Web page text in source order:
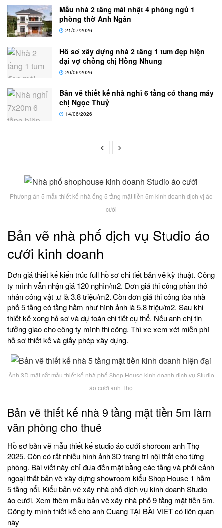
Mẫu nhà 2 tầng mái nhật 4 phòng ngủ 1
phòng thờ Anh Ngân
21/07/2026
Hồ sơ xây dựng nhà 2 tầng 1 tum đẹp hiện
đại vợ chồng chị Hồng Nhung
20/06/2026
Bản vẽ thiết kế nhà nghỉ 6 tầng có thang máy
chị Ngọc Thuỷ
14/06/2026
Phương án 5 mẫu thiết kế nhà ống 5 tầng mặt tiền 5m kinh doanh dịch vị áo
cưới
Bản vẽ nhà phố dịch vụ Studio áo
cưới kinh doanh
Đơn giá thiết kế kiến trúc full hồ sơ chi tiết bản vẽ kỹ thuật. Công
ty mình vẫn nhận giá 120 nghìn/m2. Đơn giá thi công phần thô
nhân công vật tư là 3.8 triệu/m2. Còn đơn giá thi công tòa nhà
phố 5 tầng có tầng hầm như hình ảnh là 5.8 triệu/m2. Sau khi
thiết kế xong hồ sơ và dự toán chi tiết cụ thể. Nếu anh chị tin
tưởng giao cho công ty mình thi công. Thì xe xem xét miễn phí
hồ sơ thiết kế và giấy phép xây dựng.
Ảnh 3D mặt cắt mẫu thiết kế nhà phố Shop House kinh doanh dịch vụ Studio
áo cưới anh Thọ
Bản vẽ thiết kế nhà 9 tầng mặt tiền 5m làm
văn phòng cho thuê
Hồ sơ bản vẽ mẫu thiết kế studio áo cưới shoroom anh Thọ
2025. Còn có rất nhiều hình ảnh 3D trang trí nội thất cho từng
phòng. Bài viết này chỉ đưa đến mặt bằng các tầng và phối cảnh
ngoại thất bản vẽ xây dựng showroom kiểu Shop House 1 hầm
5 tầng nổi. Kiểu bản vẽ xây nhà phố dịch vụ kinh doanh Studio
áo cưới. Xem thêm mẫu bản vẽ xây nhà phố 9 tầng mặt tiền 5m.
Công ty mình thiết kế cho anh QuangTẠI BÀI VIẾTcó liên quan
này